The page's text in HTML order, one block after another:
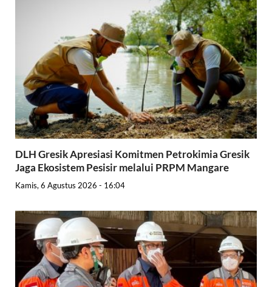
DLH Gresik Apresiasi Komitmen Petrokimia Gresik
Jaga Ekosistem Pesisir melalui PRPM Mangare
Kamis, 6 Agustus 2026 - 16:04